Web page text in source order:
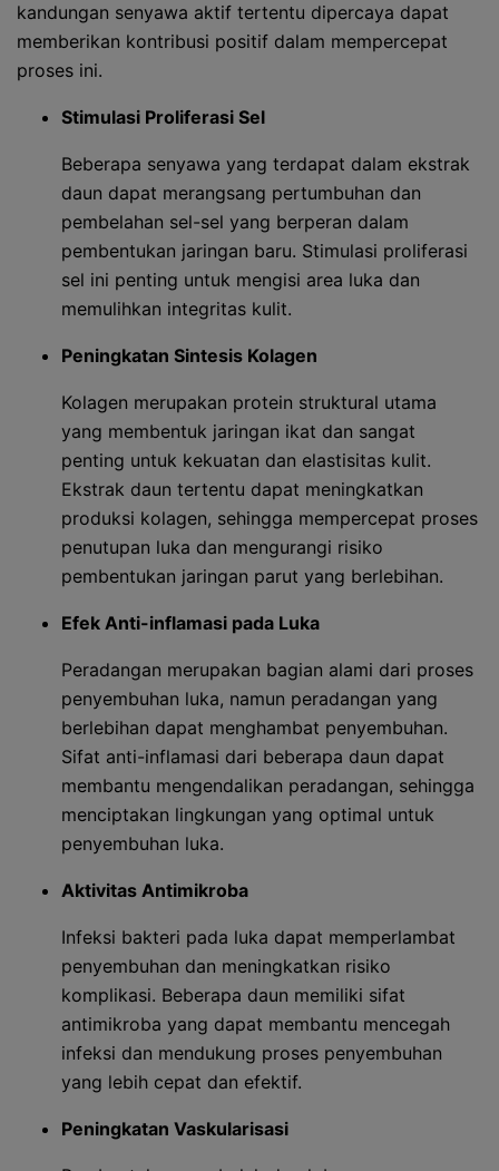
kandungan senyawa aktif tertentu dipercaya dapat
memberikan kontribusi positif dalam mempercepat
proses ini.
Stimulasi Proliferasi Sel
Beberapa senyawa yang terdapat dalam ekstrak
daun dapat merangsang pertumbuhan dan
pembelahan sel-sel yang berperan dalam
pembentukan jaringan baru. Stimulasi proliferasi
sel ini penting untuk mengisi area luka dan
memulihkan integritas kulit.
Peningkatan Sintesis Kolagen
Kolagen merupakan protein struktural utama
yang membentuk jaringan ikat dan sangat
penting untuk kekuatan dan elastisitas kulit.
Ekstrak daun tertentu dapat meningkatkan
produksi kolagen, sehingga mempercepat proses
penutupan luka dan mengurangi risiko
pembentukan jaringan parut yang berlebihan.
Efek Anti-inflamasi pada Luka
Peradangan merupakan bagian alami dari proses
penyembuhan luka, namun peradangan yang
berlebihan dapat menghambat penyembuhan.
Sifat anti-inflamasi dari beberapa daun dapat
membantu mengendalikan peradangan, sehingga
menciptakan lingkungan yang optimal untuk
penyembuhan luka.
Aktivitas Antimikroba
Infeksi bakteri pada luka dapat memperlambat
penyembuhan dan meningkatkan risiko
komplikasi. Beberapa daun memiliki sifat
antimikroba yang dapat membantu mencegah
infeksi dan mendukung proses penyembuhan
yang lebih cepat dan efektif.
Peningkatan Vaskularisasi